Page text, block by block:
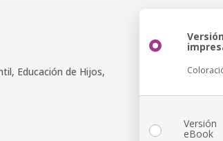
Educación de Hijos,
Versión
Versión
eBook